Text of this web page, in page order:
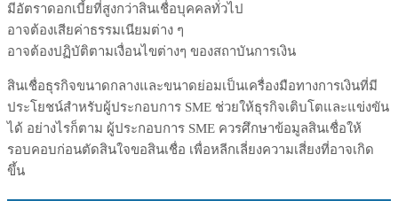
มีอัตราดอกเบี้ยที่สูงกว่าสินเชื่อบุคคลทั่วไป
อาจต้องเสียค่าธรรมเนียมต่าง ๆ
อาจต้องปฏิบัติตามเงื่อนไขต่างๆ ของสถาบันการเงิน
สินเชื่อธุรกิจขนาดกลางและขนาดย่อมเป็นเครื่องมือทางการเงินที่มี
ประโยชน์สำหรับผู้ประกอบการ SME ช่วยให้ธุรกิจเติบโตและแข่งขัน
ได้ อย่างไรก็ตาม ผู้ประกอบการ SME ควรศึกษาข้อมูลสินเชื่อให้
รอบคอบก่อนตัดสินใจขอสินเชื่อ เพื่อหลีกเลี่ยงความเสี่ยงที่อาจเกิด
ขึ้น